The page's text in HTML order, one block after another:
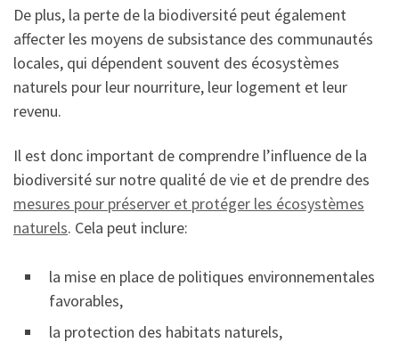
De plus, la perte de la biodiversité peut également
affecter les moyens de subsistance des communautés
locales, qui dépendent souvent des écosystèmes
naturels pour leur nourriture, leur logement et leur
revenu.
Il est donc important de comprendre l’influence de la
biodiversité sur notre qualité de vie et de prendre des
mesures pour préserver et protéger les écosystèmes
naturels. Cela peut inclure:
la mise en place de politiques environnementales
favorables,
la protection des habitats naturels,